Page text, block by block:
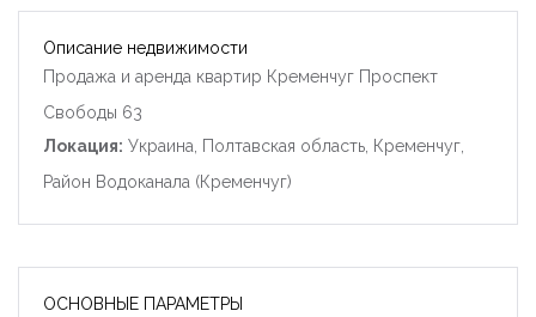
Описание недвижимости
Продажа и аренда квартир Кременчуг Проспект
Свободы 63
Локация: Украина, Полтавская область, Кременчуг,
Район Водоканала (Кременчуг)
ОСНОВНЫЕ ПАРАМЕТРЫ